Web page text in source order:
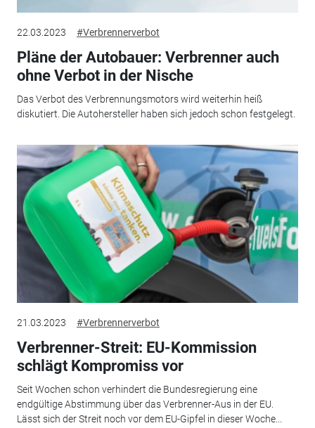
22.03.2023 #Verbrennerverbot
Pläne der Autobauer: Verbrenner auch
ohne Verbot in der Nische
Das Verbot des Verbrennungsmotors wird weiterhin heiß
diskutiert. Die Autohersteller haben sich jedoch schon festgelegt.
21.03.2023 #Verbrennerverbot
Verbrenner-Streit: EU-Kommission
schlägt Kompromiss vor
Seit Wochen schon verhindert die Bundesregierung eine
endgültige Abstimmung über das Verbrenner-Aus in der EU.
Lässt sich der Streit noch vor dem EU-Gipfel in dieser Woche...